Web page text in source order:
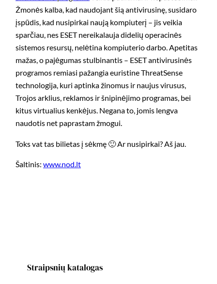
Žmonės kalba, kad naudojant šią antivirusinę, susidaro
įspūdis, kad nusipirkai naują kompiuterį – jis veikia
sparčiau, nes ESET nereikalauja didelių operacinės
sistemos resursų, nelėtina kompiuterio darbo. Apetitas
mažas, o pajėgumas stulbinantis – ESET antivirusinės
programos remiasi pažangia euristine ThreatSense
technologija, kuri aptinka žinomus ir naujus virusus,
Trojos arklius, reklamos ir šnipinėjimo programas, bei
kitus virtualius kenkėjus. Negana to, jomis lengva
naudotis net paprastam žmogui.
Toks vat tas bilietas į sėkmę 🙂 Ar nusipirkai? Aš jau.
Šaltinis: www.nod.lt
Straipsnių katalogas